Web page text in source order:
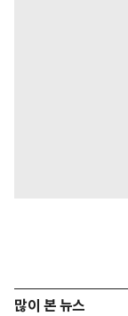
많이 본 뉴스